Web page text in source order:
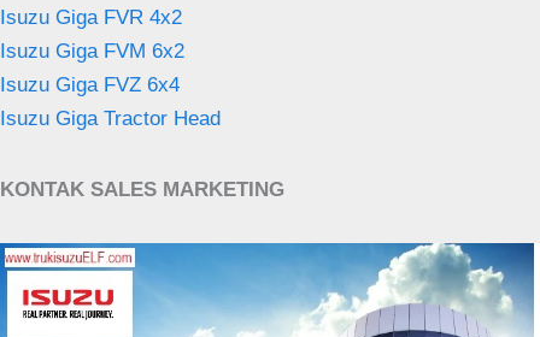
Isuzu Giga FVR 4x2
Isuzu Giga FVM 6x2
Isuzu Giga FVZ 6x4
Isuzu Giga Tractor Head
KONTAK SALES MARKETING